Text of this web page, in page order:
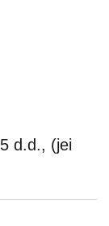
d.d., (jei